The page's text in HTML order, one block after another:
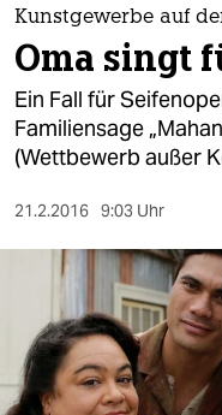
themen
politik
öko
gesellschaft
sport
berlin
nord
Kunstgewerbe auf
Oma singt
Ein Fall für
Familiensage
(Wettbewerb außer
21.2.2016 9:03 Uhr